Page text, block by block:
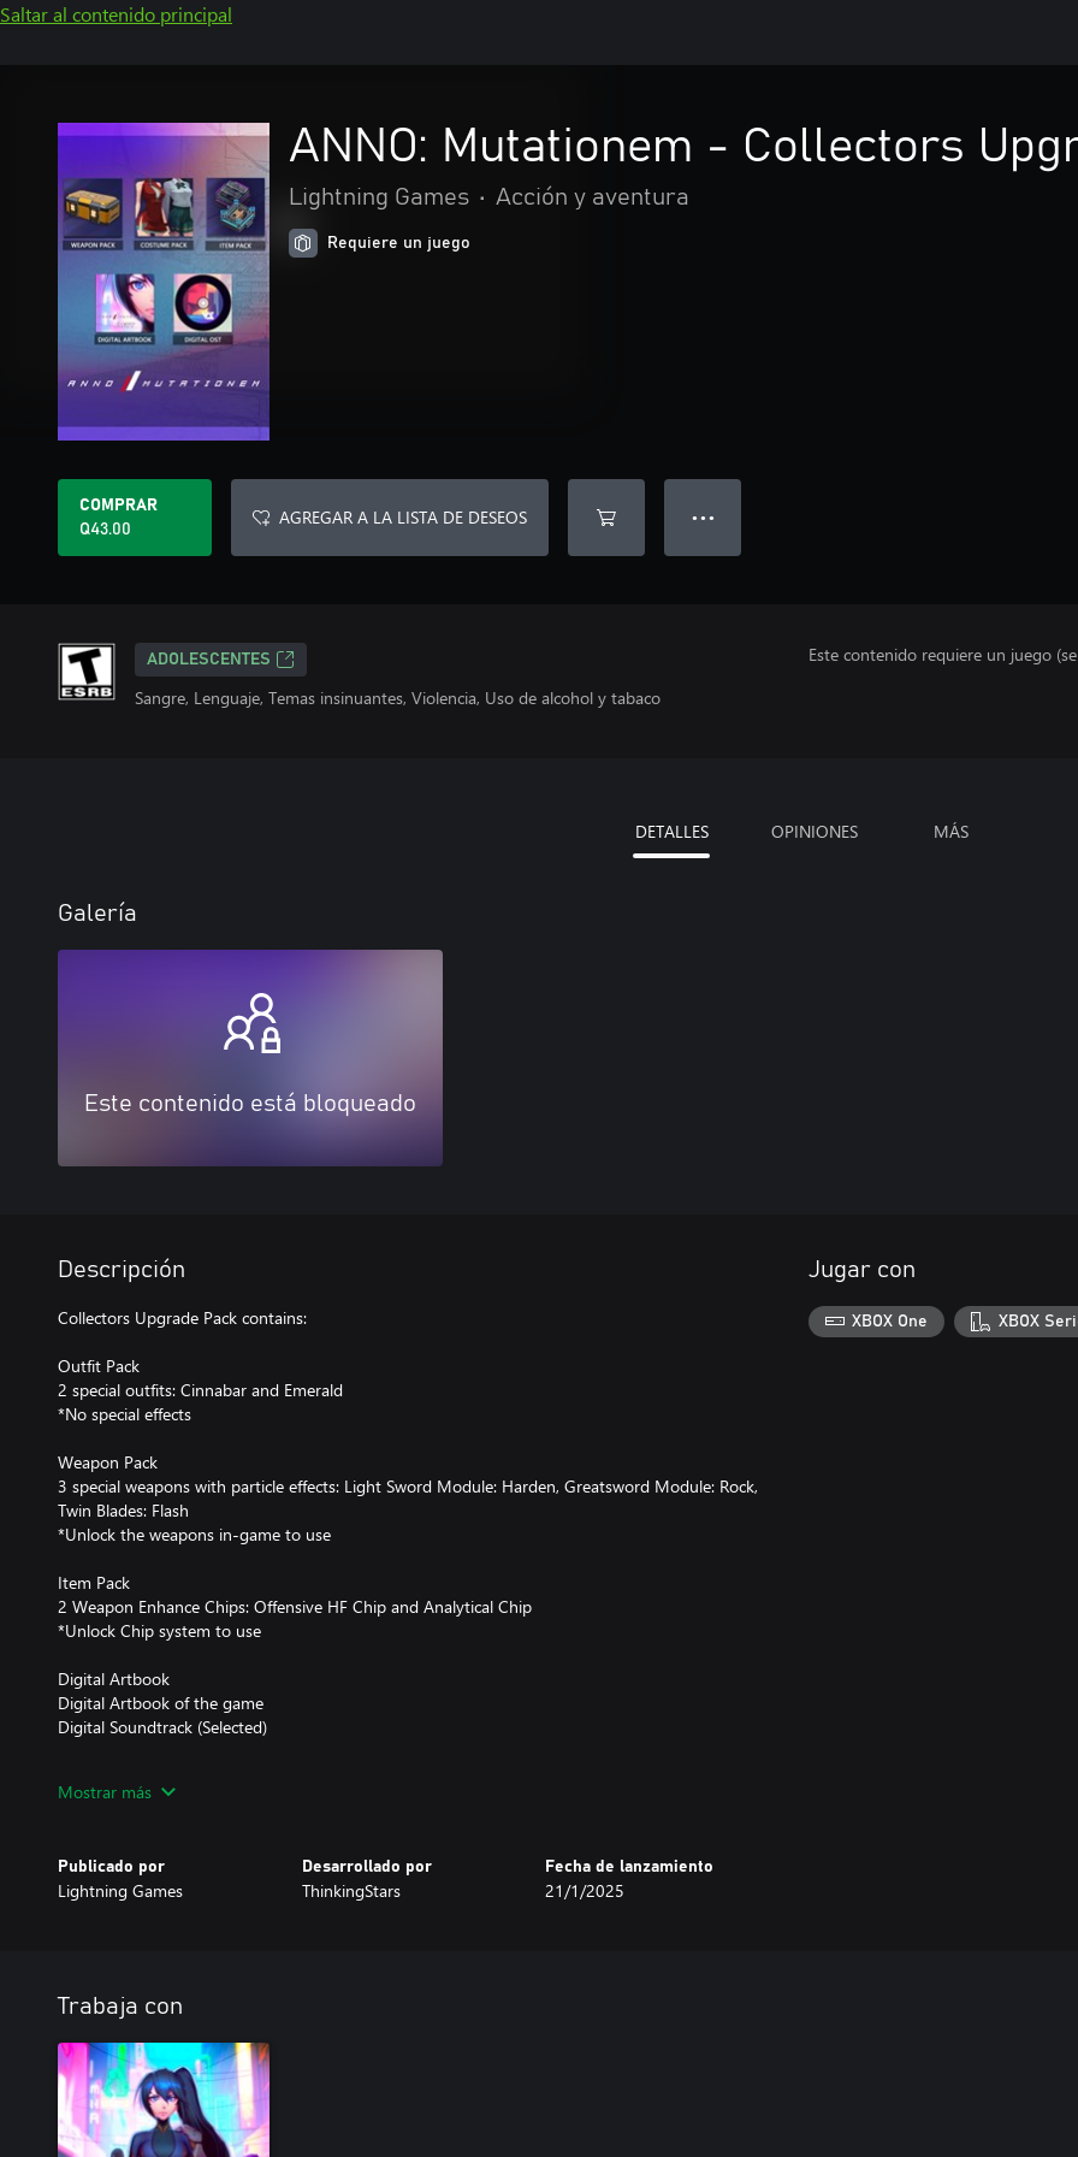
Saltar al contenido principal
ANNO: Mutationem - Collectors
Lightning Games • Acción y aventura
Requiere un juego
COMPRAR
Q43.00
AGREGAR A LA LISTA DE DESEOS ● ● ●
ADOLESCENTES
Sangre, Lenguaje, Temas insinuantes, Violencia, Uso de alcohol y tabaco
Este contenido requiere un juego
DETALLES OPINIONES MÁS
Galería
Este contenido está bloqueado
Descripción
Collectors Upgrade Pack contains:
Outfit Pack
2 special outfits: Cinnabar and Emerald
*No special effects
Weapon Pack
3 special weapons with particle effects: Light Sword Module: Harden, Greatsword Module: Rock,
Twin Blades: Flash
*Unlock the weapons in-game to use
Item Pack
2 Weapon Enhance Chips: Offensive HF Chip and Analytical Chip
*Unlock Chip system to use
Digital Artbook
Digital Artbook of the game
Digital Soundtrack (Selected)
only be played in-game
Mostrar más
Publicado por
Lightning Games
Desarrollado por
ThinkingStars
Fecha de lanzamiento
21/1/2025
Jugar con
XBOX One XBOX
Trabaja con